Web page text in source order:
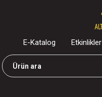
E-Katalog Etkinlikler